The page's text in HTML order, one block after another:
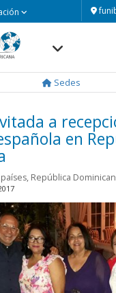
Sedes
a
en
, República